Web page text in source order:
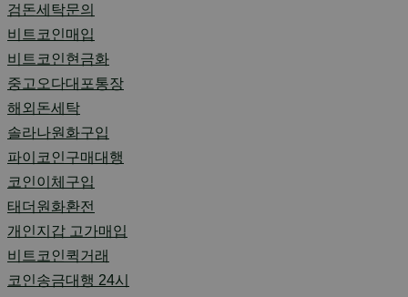
검돈세탁문의
비트코인매입
비트코인현금화
중고오다대포통장
해외돈세탁
솔라나원화구입
파이코인구매대행
코인이체구입
태더원화환전
개인지갑 고가매입
비트코인퀵거래
코인송금대행 24시